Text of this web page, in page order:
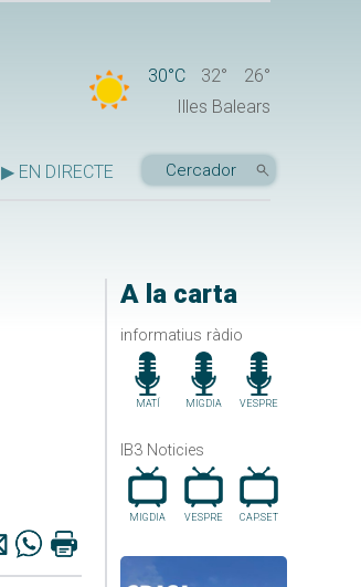
30°C 32°
26°
Illes Balears
▶ EN DIRECTE
A la carta
informatius ràdio
MATÍ MIGDIA VESPRE
IB3 Noticies
MIGDIA VESPRE CAP.SET